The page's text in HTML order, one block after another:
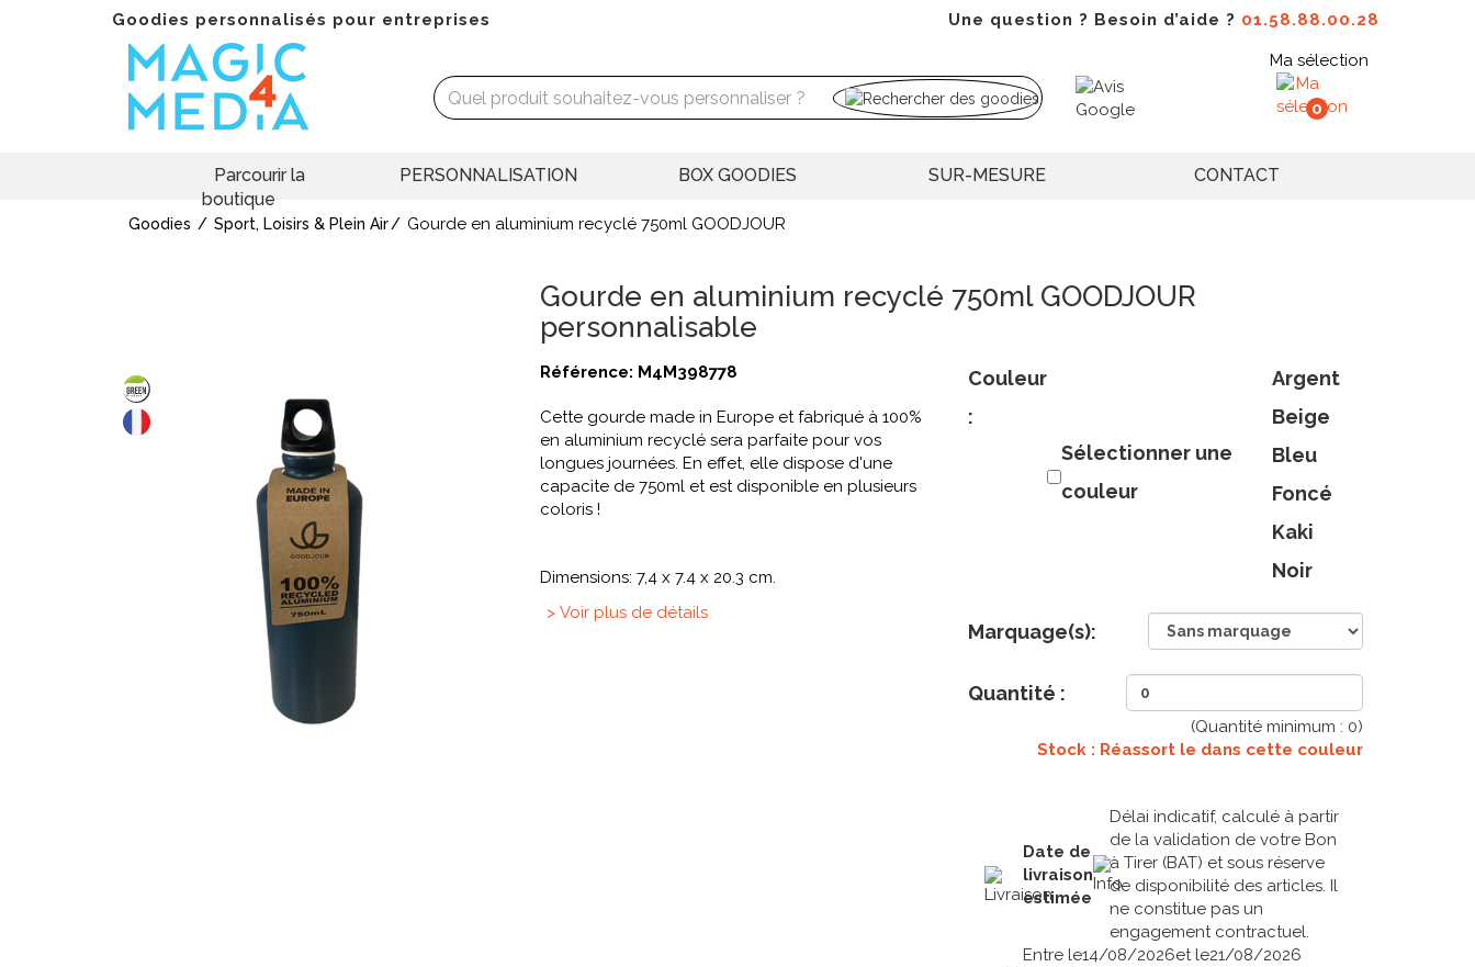
Goodies personnalisés pour entreprises Une question ? Besoin d’aide ? 01.58.88.00.28
Ma sélection
0
Parcourir la
boutique
PERSONNALISATION BOX GOODIES SUR-MESURE CONTACT
Goodies Sport, Loisirs & Plein Air Gourde en aluminium recyclé 750ml GOODJOUR
Gourde en aluminium recyclé 750ml GOODJOUR
personnalisable
Référence: M4M398778
Cette gourde made in Europe et fabriqué à 100%
en aluminium recyclé sera parfaite pour vos
longues journées. En effet, elle dispose d'une
capacite de 750ml et est disponible en plusieurs
coloris !
Dimensions: 7,4 x 7.4 x 20.3 cm.
> Voir plus de détails
Couleur
:
Sélectionner une
couleur
Argent
Beige
Bleu
Foncé
Kaki
Noir
Marquage(s):
Quantité :
(Quantité minimum : 0)
Stock : Réassort le dans cette couleur
Date de
livraison
estimée
Délai indicatif, calculé à partir
de la validation de votre Bon
à Tirer (BAT) et sous réserve
de disponibilité des articles. Il
ne constitue pas un
engagement contractuel.
Entre le14/08/2026et le21/08/2026